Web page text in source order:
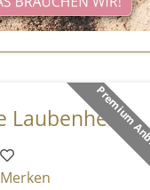
Premium
Laubenhei ...
Merken